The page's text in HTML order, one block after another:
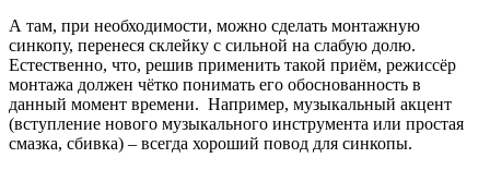
А там, при необходимости, можно сделать монтажную
синкопу, перенеся склейку с сильной на слабую долю.
Естественно, что, решив применить такой приём, режиссёр
монтажа должен чётко понимать его обоснованность в
данный момент времени. Например, музыкальный акцент
(вступление нового музыкального инструмента или простая
смазка, сбивка) – всегда хороший повод для синкопы.